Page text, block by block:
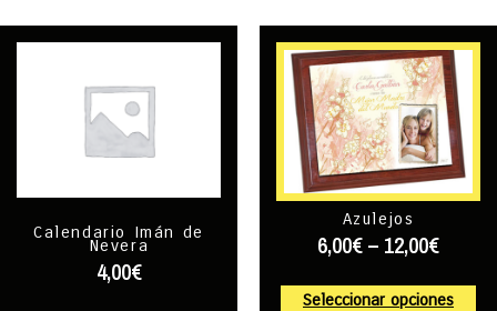
Calendario Imán de
Nevera
4,00€
Azulejos
6,00€– 12,00€
Seleccionar opciones